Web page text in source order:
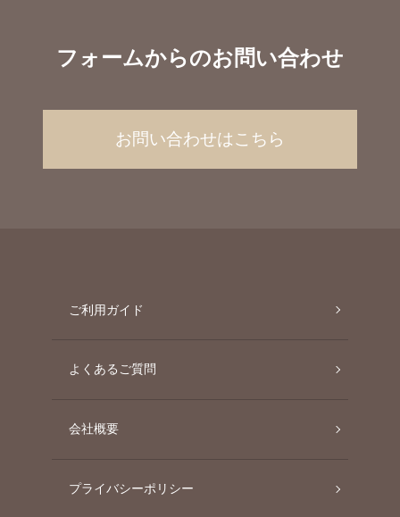
フォームからのお問い合わせ
お問い合わせはこちら
ご利用ガイド
よくあるご質問
会社概要
プライバシーポリシー